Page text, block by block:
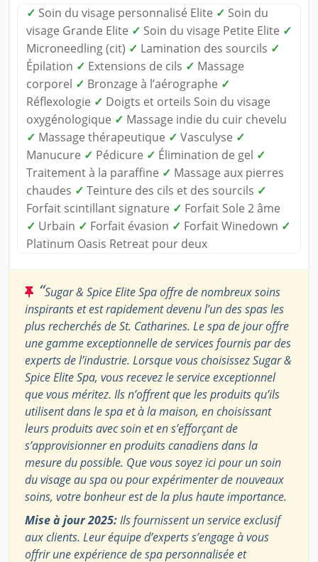
✓ Soin du visage personnalisé Elite ✓ Soin du
visage Grande Elite ✓ Soin du visage Petite Elite ✓
Microneedling (cit) ✓ Lamination des sourcils ✓
Épilation ✓ Extensions de cils ✓ Massage
corporel ✓ Bronzage à l’aérographe ✓
Réflexologie ✓ Doigts et orteils Soin du visage
oxygénologique ✓ Massage indie du cuir chevelu
✓ Massage thérapeutique ✓ Vasculyse ✓
Manucure ✓ Pédicure ✓ Élimination de gel ✓
Traitement à la paraffine ✓ Massage aux pierres
chaudes ✓ Teinture des cils et des sourcils ✓
Forfait scintillant signature ✓ Forfait Sole 2 âme
✓ Urbain ✓ Forfait évasion ✓ Forfait Winedown ✓
Platinum Oasis Retreat pour deux
“Sugar & Spice Elite Spa offre de nombreux soins
inspirants et est rapidement devenu l’un des spas les
plus recherchés de St. Catharines. Le spa de jour offre
une gamme exceptionnelle de services fournis par des
experts de l’industrie. Lorsque vous choisissez Sugar &
Spice Elite Spa, vous recevez le service exceptionnel
que vous méritez. Ils n’offrent que les produits qu’ils
utilisent dans le spa et à la maison, en choisissant
leurs produits avec soin et en s’efforçant de
s’approvisionner en produits canadiens dans la
mesure du possible. Que vous soyez ici pour un soin
du visage au spa ou pour expérimenter de nouveaux
soins, votre bonheur est de la plus haute importance.
Mise à jour 2025:Ils fournissent un service exclusif
aux clients. Leur équipe d’experts s’engage à vous
offrir une expérience de spa personnalisée et